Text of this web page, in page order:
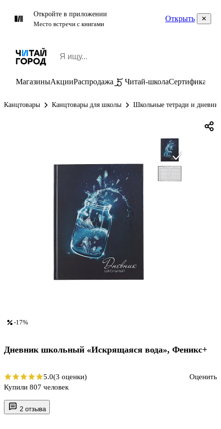
Откройте в приложении
Место встречи с книгами
Открыть
МагазиныАкцииРаспродажа Читай-школаСертификаты
Канцтовары Канцтовары для школы Школьные тетради и
2 отзыва
-17%
Дневник школьный «Искрящаяся вода», Феникс+
5.0(3 оценки)
Оценить
Купили 807 человек